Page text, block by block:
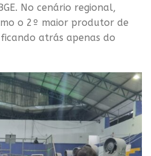
No cenário regional,
o 2º maior produtor de
atrás apenas do